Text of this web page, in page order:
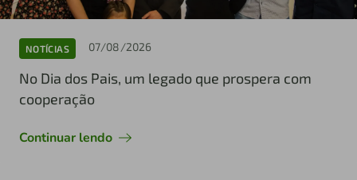
NOTÍCIAS 07/08/2026
No Dia dos Pais, um legado que prospera com
cooperação
Continuar lendo